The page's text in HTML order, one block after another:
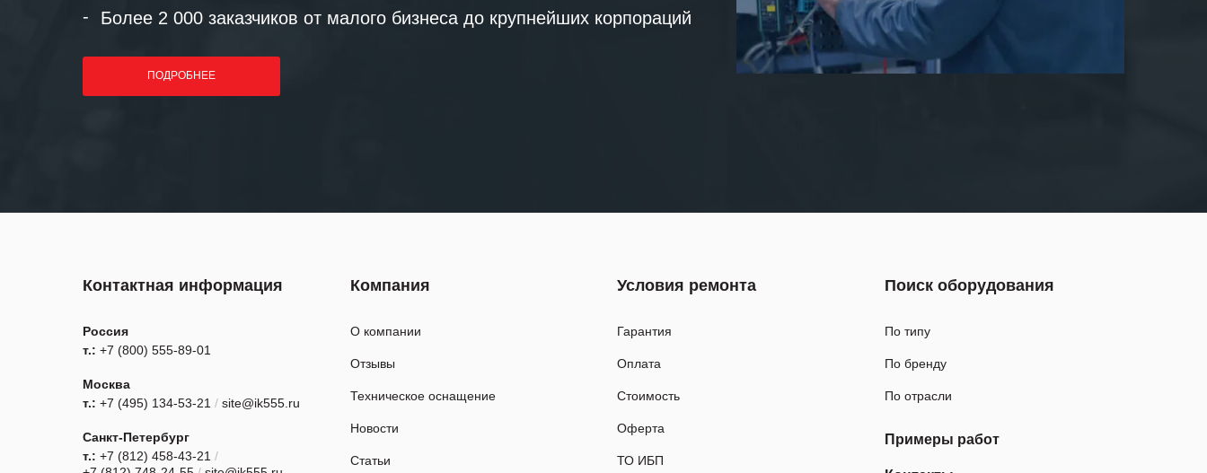
Более 2 000 заказчиков от малого бизнеса до крупнейших корпораций
ПОДРОБНЕЕ
Контактная информация
Россия
т.: +7 (800) 555-89-01
Москва
т.: +7 (495) 134-53-21 / site@ik555.ru
Санкт-Петербург
т.: +7 (812) 458-43-21 /
Компания
О компании
Отзывы
Техническое оснащение
Новости
Статьи
Условия ремонта
Гарантия
Оплата
Стоимость
Оферта
ТО ИБП
Поиск оборудования
По типу
По бренду
По отрасли
Примеры работ